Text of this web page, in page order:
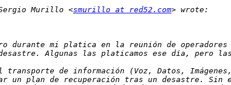
Murillo <smurillo at red52.com
durante mi platica en la reunión de
transporte de información (Voz, Datos,
un plan de recuperación tras un desastre.